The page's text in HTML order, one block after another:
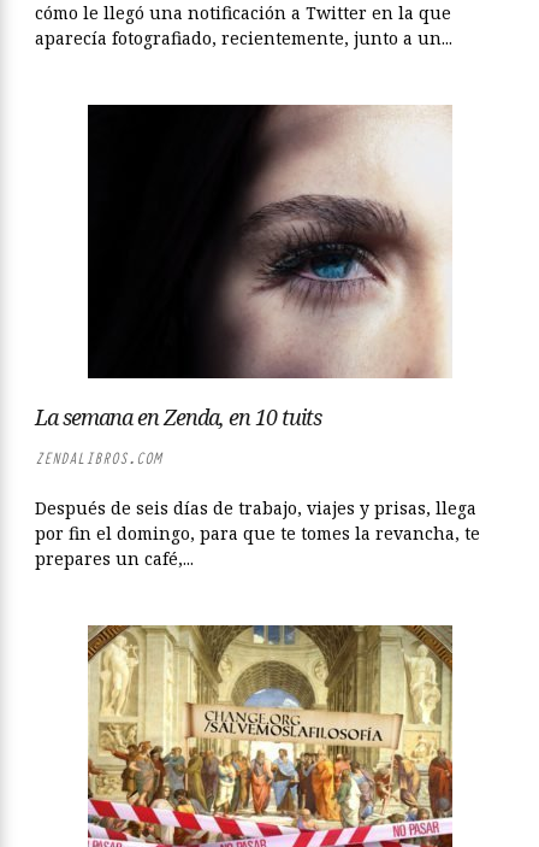
cómo le llegó una notificación a Twitter en la que
aparecía fotografiado, recientemente, junto a un...
La semana en Zenda, en 10 tuits
ZENDALIBROS.COM
Después de seis días de trabajo, viajes y prisas, llega
por fin el domingo, para que te tomes la revancha, te
prepares un café,...